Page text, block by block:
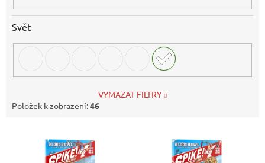
Svět
VYMAZAT FILTRY
Položek k zobrazení:46